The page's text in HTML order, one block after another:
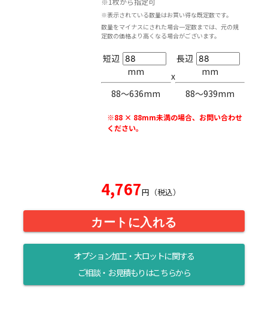
※表示されている数量はお買い得な既定数です。
数量をマイナスにされた場合一定数までは、元の規
定数の価格より高くなる場合がございます。
短辺
mm
88〜636mm
x
長辺
mm
88〜939mm
※88 × 88mm未満の場合、お問い合わせ
ください。
4,767円（税込）
カートに入れる
オプション加工・大ロットに関する
ご相談・お見積もりはこちらから